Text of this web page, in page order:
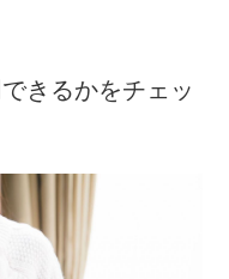
きるかをチェッ